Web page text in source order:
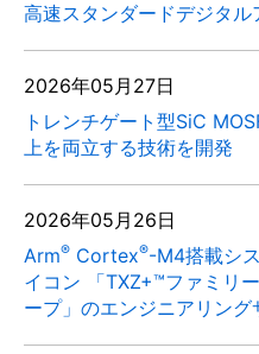
高速スタンダードデジタ
2026年05月27日
トレンチゲート型SiC
上を両立する技術を開発
2026年05月26日
Arm® Cortex®-M4搭載シ
イコン 「TXZ+™ファミリ
ープ」のエンジニアリン